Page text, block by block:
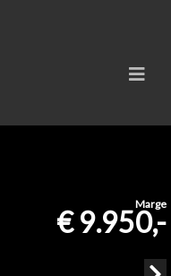
Marge
€ 9.950,-